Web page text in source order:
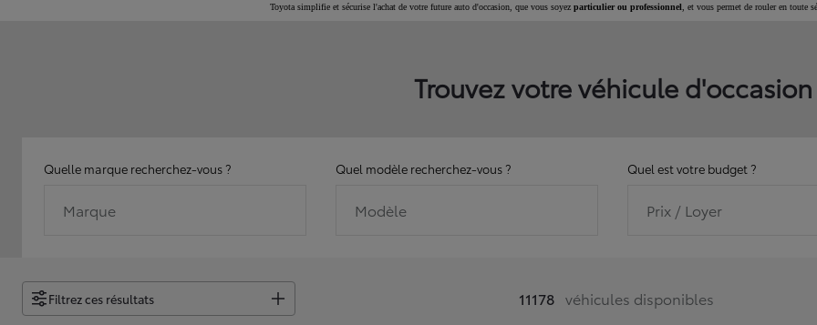
Toyota simplifie et sécurise l'achat de votre future auto d'occasion, que vous soyez particulier ou professionnel , et vous permet de rouler en toute
Trouvez votre véhicule d'occasion
Quelle marque recherchez-vous ?
Marque
Quel modèle recherchez-vous ?
Modèle
Quel est votre budget ?
Prix / Loyer
Filtrez ces résultats 11178 véhicules disponibles